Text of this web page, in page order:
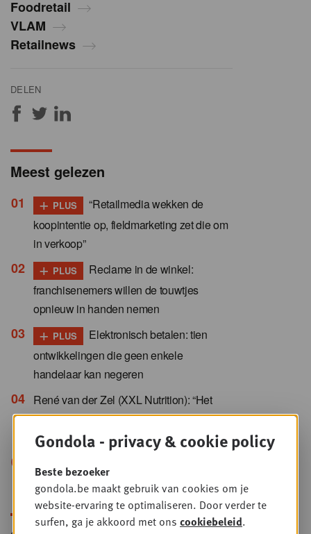
Foodretail
VLAM
Retailnews
DELEN
Meest gelezen
+ PLUS
“Retailmedia wekken de
koopintentie op, fieldmarketing zet die om
in verkoop”
+ PLUS
Reclame in de winkel:
franchisenemers willen de touwtjes
opnieuw in handen nemen
+ PLUS
Elektronisch betalen: tien
ontwikkelingen die geen enkele
handelaar kan negeren
René van der Zel (XXL Nutrition): “Het
huidige beleid in Nederland is niet gunstig
voor ondernemers”
+
rendabiliteitshefboom?
Gondola - privacy & cookie policy
Beste bezoeker
gondola.be maakt gebruik van cookies om je
website-ervaring te optimaliseren. Door verder te
surfen, ga je akkoord met ons cookiebeleid.